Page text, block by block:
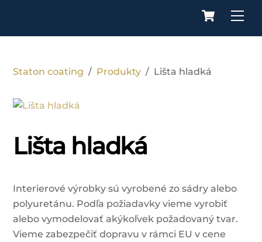
content
Cart
Staton coating / Produkty / Lišta hladká
Lišta hladká
Interierové výrobky sú vyrobené zo sádry alebo
polyuretánu. Podľa požiadavky vieme vyrobiť
alebo vymodelovať akýkoľvek požadovaný tvar.
Vieme zabezpečiť dopravu v rámci EU v cene